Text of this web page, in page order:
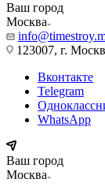
Ваш город
Москва
123007, г.
Вконтакте
Telegram
WhatsApp
Ваш город
Москва